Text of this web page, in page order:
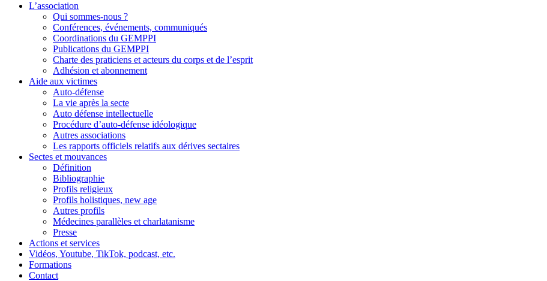
L’association
Qui sommes-nous ?
Conférences, événements, communiqués
Coordinations du GEMPPI
Publications du GEMPPI
Charte des praticiens et acteurs du corps et de l’esprit
Adhésion et abonnement
Aide aux victimes
Auto-défense
La vie après la secte
Auto défense intellectuelle
Procédure d’auto-défense idéologique
Autres associations
Les rapports officiels relatifs aux dérives sectaires
Sectes et mouvances
Définition
Bibliographie
Profils religieux
Profils holistiques, new age
Autres profils
Médecines parallèles et charlatanisme
Presse
Actions et services
Vidéos, Youtube, TikTok, podcast, etc.
Formations
Contact